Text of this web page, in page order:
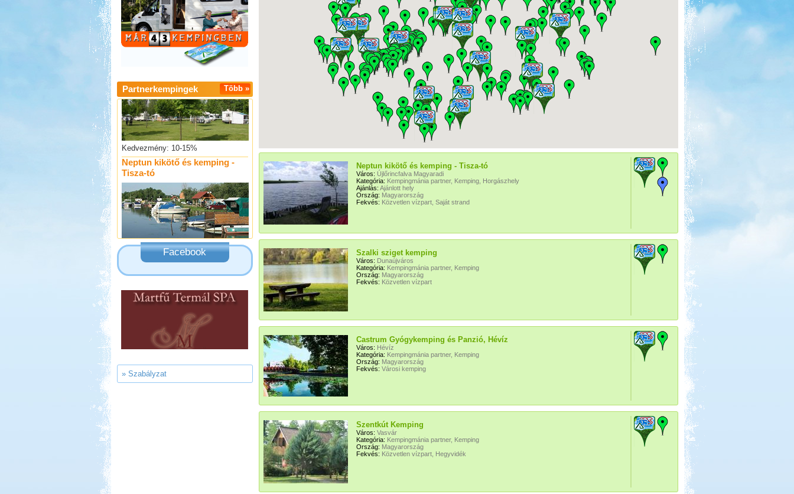
Több »
Partnerkempingek
Kedvezmény: 10%
Thermál- és Strandfürdő
Kemping, Kiskőrös
Kedvezmény: 10-15%
Neptun kikötő és kemping -
Tisza-tó
Kedvezmény: 20%
Aqua Land
Kedvezmény: 10%
Park Strand Kemping és
Túrafalu
Facebook
» Szabályzat
Neptun kikötő és kemping - Tisza-tó
Város: Újlőrincfalva Magyaradi
Kategória: Kempingmánia partner, Kemping, Horgászhely
Ajánlás: Ajánlott hely
Ország: Magyarország
Fekvés: Közvetlen vízpart, Saját strand
Szalki sziget kemping
Város: Dunaújváros
Kategória: Kempingmánia partner, Kemping
Ország: Magyarország
Fekvés: Közvetlen vízpart
Castrum Gyógykemping és Panzió, Hévíz
Város: Hévíz
Kategória: Kempingmánia partner, Kemping
Ország: Magyarország
Fekvés: Városi kemping
Szentkút Kemping
Város: Vasvár
Kategória: Kempingmánia partner, Kemping
Ország: Magyarország
Fekvés: Közvetlen vízpart, Hegyvidék